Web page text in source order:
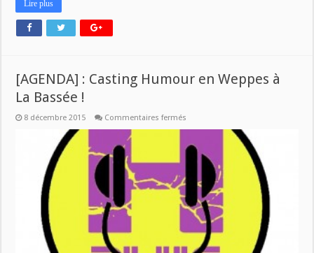
Lire plus
[AGENDA] : Casting Humour en Weppes à
La Bassée !
8 décembre 2015 Commentaires fermés
Casting
Humour
Weppes
à
Bassée
!